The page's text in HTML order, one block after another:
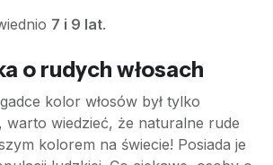
7 i 9 lat.
o rudych włosach
kolor włosów był tylko
warto wiedzieć, że naturalne rude
kolorem na świecie! Posiada je